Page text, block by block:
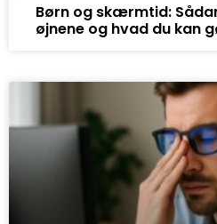
Børn og skærmtid:
øjnene og hvad du kan